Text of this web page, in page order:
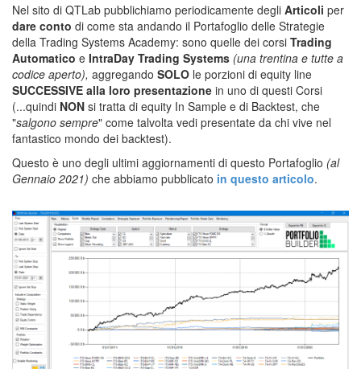
Nel sito di QTLab pubblichiamo periodicamente degli Articoli per
dare conto di come sta andando il Portafoglio delle Strategie
della Trading Systems Academy: sono quelle dei corsi Trading
Automatico e IntraDay Trading Systems (una trentina e tutte a
codice aperto), aggregando SOLO le porzioni di equity line
SUCCESSIVE alla loro presentazione in uno di questi Corsi
(...quindi NON si tratta di equity In Sample e di Backtest, che
"salgono sempre" come talvolta vedi presentate da chi vive nel
fantastico mondo dei backtest).
Questo è uno degli ultimi aggiornamenti di questo Portafoglio (al
Gennaio 2021) che abbiamo pubblicato in questo articolo.